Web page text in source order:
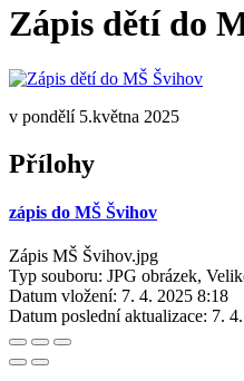
Zápis dětí do
v pondělí 5.května 2025
Přílohy
zápis do MŠ Švihov
Zápis MŠ Švihov.jpg
Typ souboru: JPG obrázek,
Datum vložení: 7. 4. 2025 8:18
Datum poslední aktualizace: 7.